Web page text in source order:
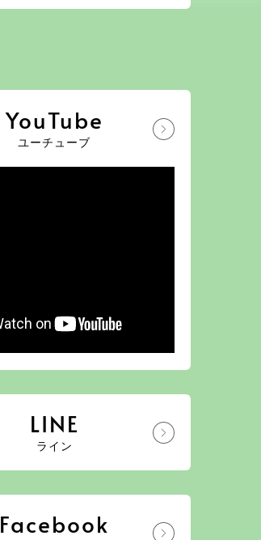
YouTube
ユーチューブ
LINE
ライン
Facebook